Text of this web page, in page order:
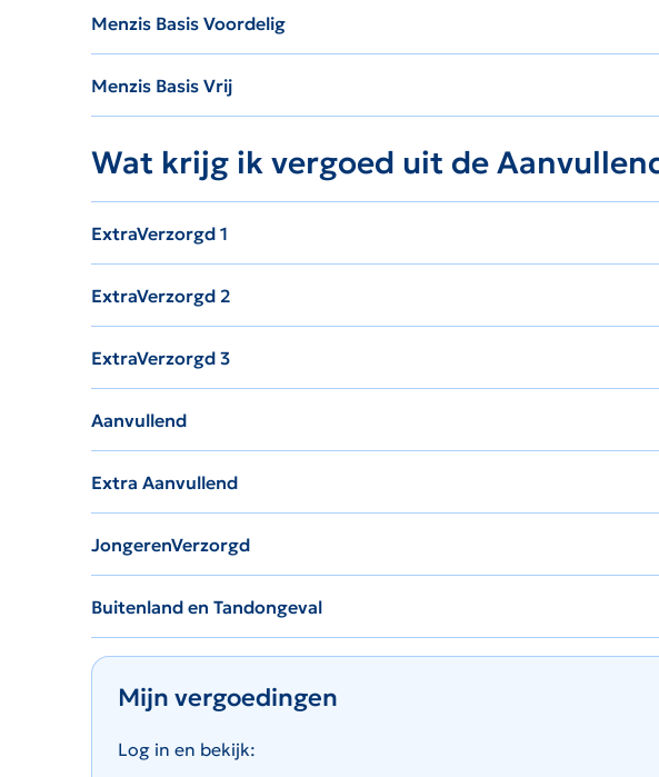
Menzis Basis Voordelig
Menzis Basis Vrij
Wat krijg ik vergoed uit de
ExtraVerzorgd 1
ExtraVerzorgd 2
ExtraVerzorgd 3
Aanvullend
Extra Aanvullend
JongerenVerzorgd
Buitenland en Tandongeval
Mijn vergoedingen
Log in en bekijk: